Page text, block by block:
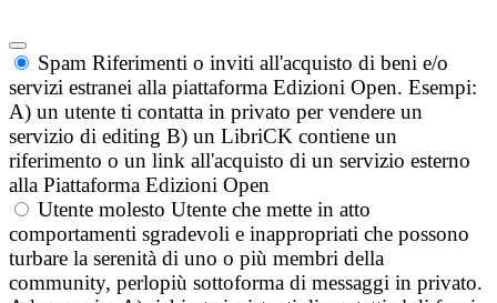
Spam Riferimenti o inviti all'acquisto di beni e/o
servizi estranei alla piattaforma Edizioni Open. Esempi:
A) un utente ti contatta in privato per vendere un
servizio di editing B) un LibriCK contiene un
riferimento o un link all'acquisto di un servizio esterno
alla Piattaforma Edizioni Open
Utente molesto Utente che mette in atto
comportamenti sgradevoli e inappropriati che possono
turbare la serenità di uno o più membri della
community, perlopiù sottoforma di messaggi in privato.